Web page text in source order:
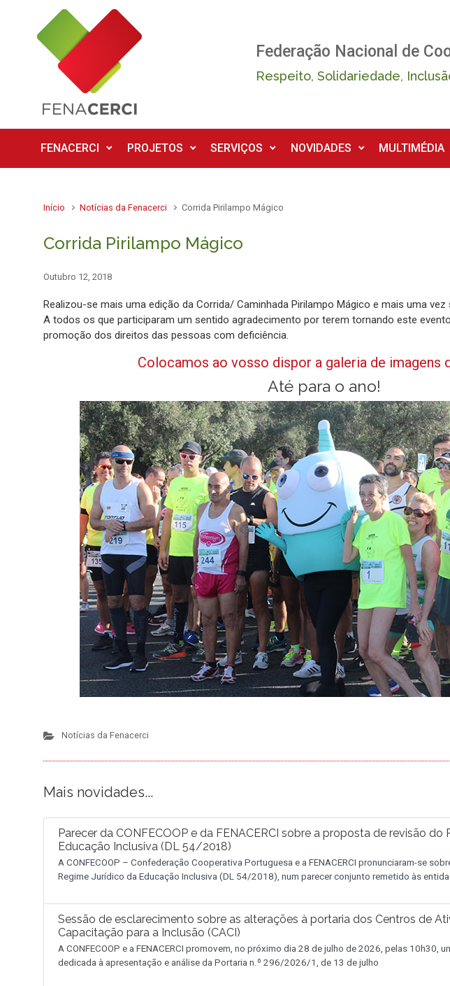
Skip to main content
Federação Nacional de
Respeito, Solidariedade,
FENACERCI PROJETOS SERVIÇOS NOVIDADES MULTIMÉDIA
Início Notícias da Fenacerci Corrida Pirilampo Mágico
Corrida Pirilampo Mágico
Outubro 12, 2018
Realizou-se mais uma edição da Corrida/ Caminhada Pirilampo Mágico e mais uma
A todos os que participaram um sentido agradecimento por terem tornando este
promoção dos direitos das pessoas com deficiência.
Colocamos ao vosso dispor a galeria de imagens
Até para o ano!
Notícias da Fenacerci
Mais novidades...
Parecer da CONFECOOP e da FENACERCI sobre a proposta de revisão do
Educação Inclusiva (DL 54/2018)
A CONFECOOP – Confederação Cooperativa Portuguesa e a FENACERCI pronunciaram-se
Regime Jurídico da Educação Inclusiva (DL 54/2018), num parecer conjunto remetido às
Sessão de esclarecimento sobre as alterações à portaria dos Centros de
Capacitação para a Inclusão (CACI)
A CONFECOOP e a FENACERCI promovem, no próximo dia 28 de julho de 2026, pelas 10h30,
dedicada à apresentação e análise da Portaria n.º 296/2026/1, de 13 de julho